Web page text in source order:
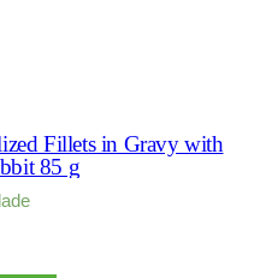
Fillets in Gravy with
85 g